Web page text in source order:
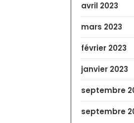
avril 2023
mars 2023
février 2023
janvier 2023
septembre
septembre